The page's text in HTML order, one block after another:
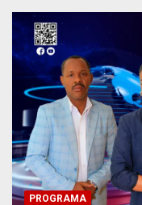
PROGRAMA